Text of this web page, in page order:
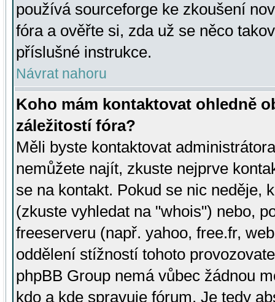
používá sourceforge ke zkoušení
fóra a ověřte si, zda už se něco
příslušné instrukce.
Návrat nahoru
Koho mám kontaktovat ohledně
záležitostí fóra?
Měli byste kontaktovat
nemůžete najít, zkuste nejprve
se na kontakt. Pokud se nic neděje,
(zkuste vyhledat na "whois") nebo,
freeserveru (např. yahoo, free.fr,
oddělení stížností tohoto
phpBB Group nemá vůbec žádnou
kdo a kde spravuje fórum. Je tedy